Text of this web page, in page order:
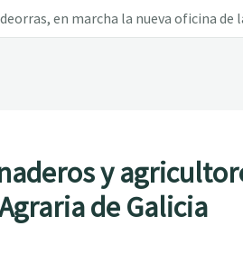
en marcha la nueva oficina de
y
de Galicia